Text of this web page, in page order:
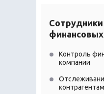
Сотрудники
Контроль
компании